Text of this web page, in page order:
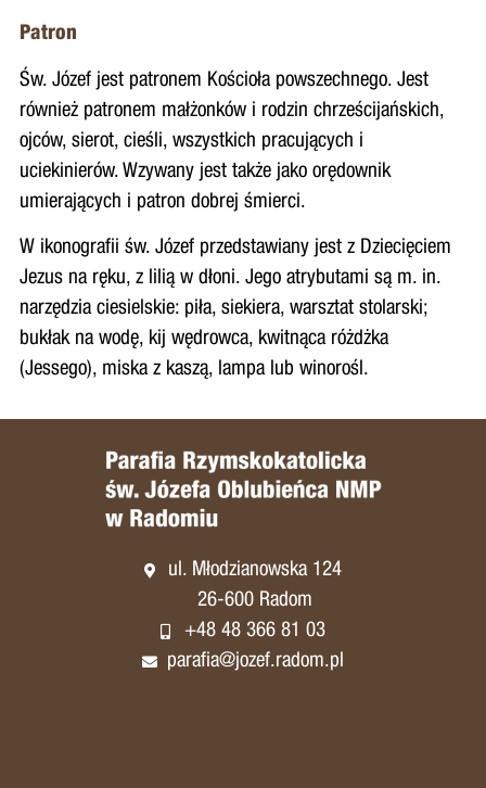
Patron
Św. Józef jest patronem Kościoła powszechnego. Jest
również patronem małżonków i rodzin chrześcijańskich,
ojców, sierot, cieśli, wszystkich pracujących i
uciekinierów. Wzywany jest także jako orędownik
umierających i patron dobrej śmierci.
W ikonografii św. Józef przedstawiany jest z Dziecięciem
Jezus na ręku, z lilią w dłoni. Jego atrybutami są m. in.
narzędzia ciesielskie: piła, siekiera, warsztat stolarski;
bukłak na wodę, kij wędrowca, kwitnąca różdżka
(Jessego), miska z kaszą, lampa lub winorośl.
ul. Młodzianowska 124
26-600 Radom
+48 48 366 81 03
parafia@jozef.radom.pl